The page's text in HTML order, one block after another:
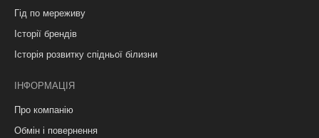
Гід по мереживу
Історії брендів
Історія розвитку спідньої білизни
ІНФОРМАЦІЯ
Про компанію
Обмін і повернення